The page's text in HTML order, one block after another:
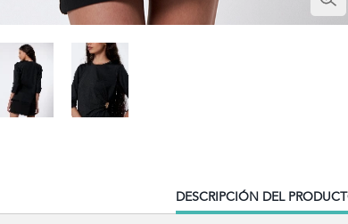
CURRENT
TAB:
DESCRIPCIÓN DEL